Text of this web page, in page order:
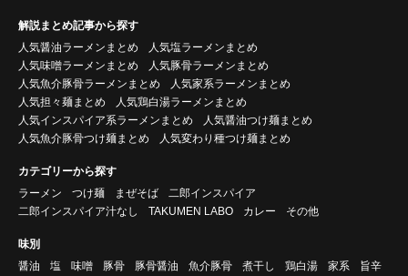
解説まとめ記事から探す
人気醤油ラーメンまとめ
人気塩ラーメンまとめ
人気味噌ラーメンまとめ
人気豚骨ラーメンまとめ
人気魚介豚骨ラーメンまとめ
人気家系ラーメンまとめ
人気担々麺まとめ
人気鶏白湯ラーメンまとめ
人気インスパイア系ラーメンまとめ
人気醤油つけ麺まとめ
人気魚介豚骨つけ麺まとめ
人気変わり種つけ麺まとめ
カテゴリーから探す
ラーメン
つけ麺 まぜそば
二郎インスパイア
二郎インスパイア汁なし
TAKUMEN LABO カレー その他
味別
醤油
塩 味噌 豚骨 豚骨醤油 魚介豚骨 煮干し 鶏白湯 家系
旨辛